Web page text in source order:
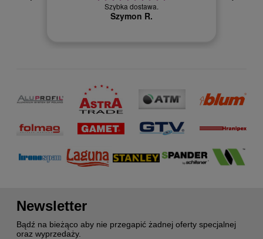
Szybka dostawa.
Szymon R.
Newsletter
Bądź na bieżąco aby nie przegapić żadnej oferty specjalnej
oraz wyprzedaży.